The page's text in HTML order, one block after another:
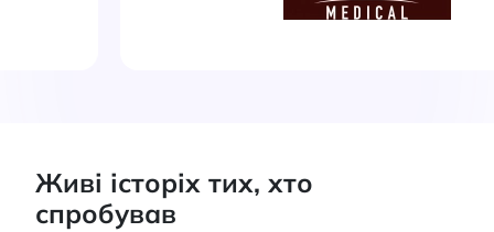
Живі історіх тих, хто
спробував